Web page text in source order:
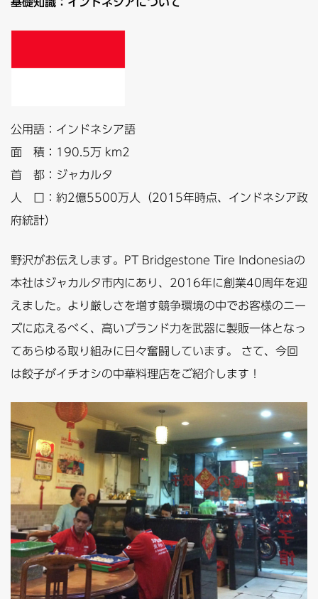
基礎知識：インドネシアについて
公用語：インドネシア語
面 積：190.5万 km2
首 都：ジャカルタ
人 口：約2億5500万人（2015年時点、インドネシア政
府統計）
野沢がお伝えします。PT Bridgestone Tire Indonesiaの
本社はジャカルタ市内にあり、2016年に創業40周年を迎
えました。より厳しさを増す競争環境の中でお客様のニー
ズに応えるべく、高いブランド力を武器に製販一体となっ
てあらゆる取り組みに日々奮闘しています。 さて、今回
は餃子がイチオシの中華料理店をご紹介します！